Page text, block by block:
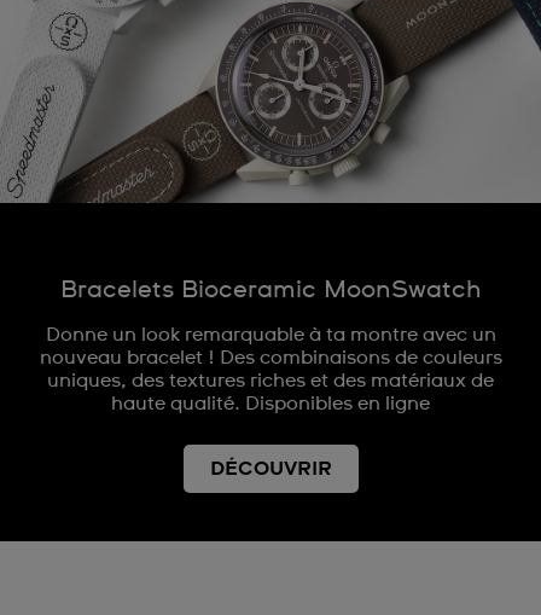
Bracelets Bioceramic MoonSwatch
Donne un look remarquable à ta montre avec un
nouveau bracelet ! Des combinaisons de couleurs
uniques, des textures riches et des matériaux de
haute qualité. Disponibles en ligne
DÉCOUVRIR